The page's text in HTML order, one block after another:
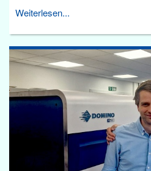
Weiterlesen...